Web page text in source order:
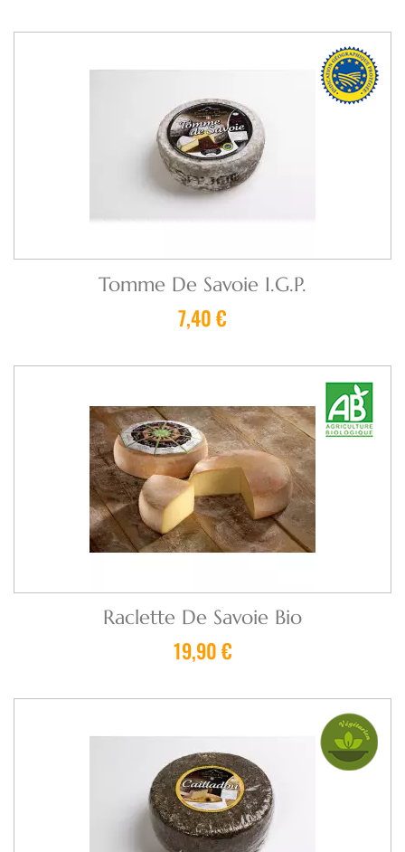
Tomme De Savoie I.G.P.
7,40 €
Raclette De Savoie Bio
19,90 €